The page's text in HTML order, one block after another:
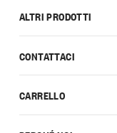
CONTATTACI
CARRELLO
ALTRI PRODOTTI